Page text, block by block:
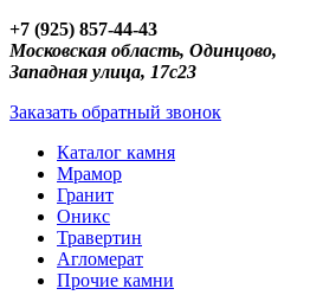
+7 (925) 857-44-43
Московская область, Одинцово,
Западная улица, 17с23
Заказать обратный звонок
Каталог камня
Мрамор
Гранит
Оникс
Травертин
Агломерат
Прочие камни